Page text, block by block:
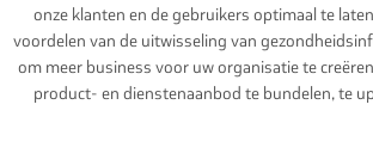
onze klanten en de gebruikers optimaal te
voordelen van de uitwisseling van
om meer business voor uw organisatie te
product- en dienstenaanbod te bundelen, te